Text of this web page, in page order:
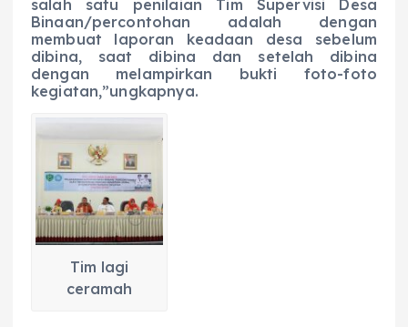
salah satu penilaian Tim Supervisi Desa
Binaan/percontohan adalah dengan
membuat laporan keadaan desa sebelum
dibina, saat dibina dan setelah dibina
dengan melampirkan bukti foto-foto
kegiatan,”ungkapnya.
Tim lagi
ceramah